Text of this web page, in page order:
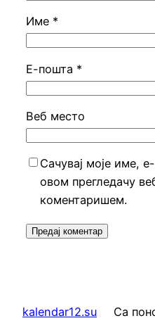
Име *
Е-пошта *
Веб место
Сачувај моје име,
овом прегледачу
коментаришем.
kalendar12.su Са